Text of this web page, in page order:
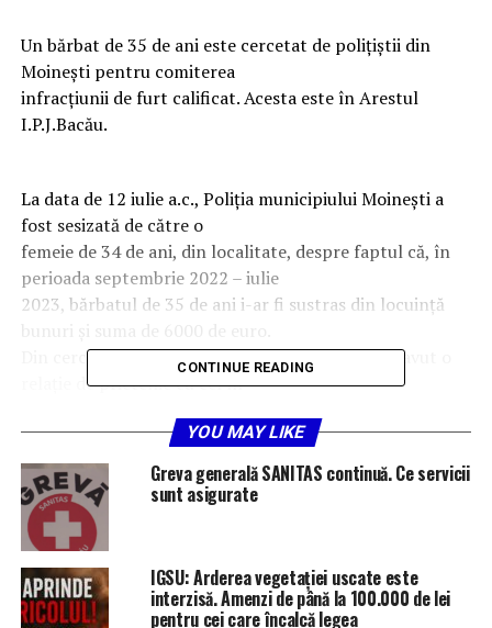
Un bărbat de 35 de ani este cercetat de polițiștii din
Moinești pentru comiterea
infracțiunii de furt calificat. Acesta este în Arestul
I.P.J.Bacău.
La data de 12 iulie a.c., Poliţia municipiului Moineşti a
fost sesizată de către o
femeie de 34 de ani, din localitate, despre faptul că, în
perioada septembrie 2022 – iulie
2023, bărbatul de 35 de ani i-ar fi sustras din locuinţă
Din cercetări polițiștii au stabilit că, femeia ar fi avut o
relaţie de prietenie cu cel în
Moineşti, de unde ulterior, în repetate
rânduri i-ar fi sustras bunuri electrice, electrocasnice,
mobilier şi suma de 6.000 de euro.
În cadrul dosarului penal întocmit de polițiști sub
aspectul săvârşirii infracţiunii de
furt calificat, la data de 13 iulie a.c, în baza unui mandat
de percheziţie domiciliară,
polițiștii din Moinești au efectuat percheziţia la locuinţa
CONTINUE READING
YOU MAY LIKE
Greva generală SANITAS continuă. Ce servicii
sunt asigurate
IGSU: Arderea vegetației uscate este
interzisă. Amenzi de până la 100.000 de lei
pentru cei care încalcă legea